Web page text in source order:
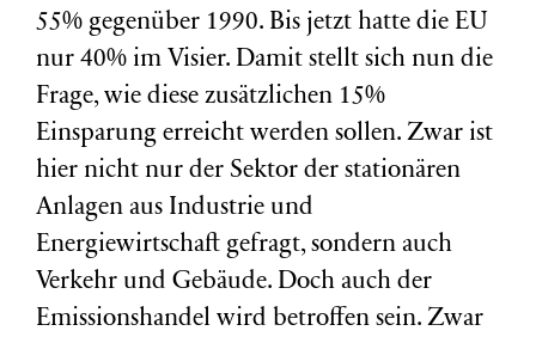
55% gegenüber 1990. Bis jetzt hatte die EU
nur 40% im Visier. Damit stellt sich nun die
Frage, wie diese zusätzlichen 15%
Einsparung erreicht werden sollen. Zwar ist
hier nicht nur der Sektor der stationären
Anlagen aus Industrie und
Energiewirtschaft gefragt, sondern auch
Verkehr und Gebäude. Doch auch der
Emissionshandel wird betroffen sein. Zwar